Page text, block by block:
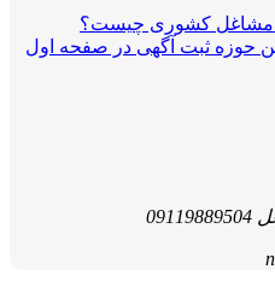
مشاغل کشوری چیست؟
حوزه ثبت آگهی در صفحه اول